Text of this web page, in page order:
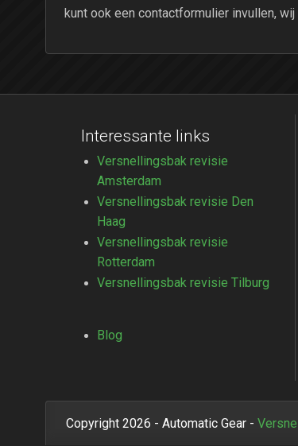
kunt ook een contactformulier invullen,
Interessante links
Versnellingsbak revisie
Amsterdam
Versnellingsbak revisie Den
Haag
Versnellingsbak revisie
Rotterdam
Versnellingsbak revisie Tilburg
Blog
Copyright 2026 - Automatic Gear -